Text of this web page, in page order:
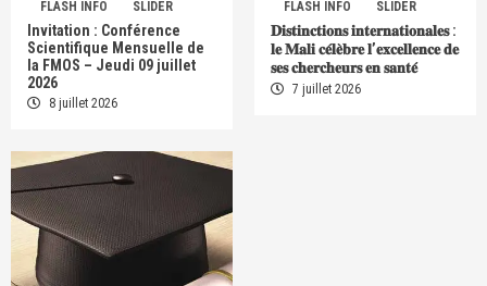
FLASH INFO SLIDER
Invitation : Conférence
Scientifique Mensuelle de
la FMOS – Jeudi 09 juillet
2026
8 juillet 2026
FLASH INFO SLIDER
𝐃𝐢𝐬𝐭𝐢𝐧𝐜𝐭𝐢𝐨𝐧𝐬 𝐢𝐧𝐭𝐞𝐫𝐧𝐚𝐭𝐢𝐨𝐧𝐚𝐥𝐞𝐬 :
𝐥𝐞 𝐌𝐚𝐥𝐢 𝐜𝐞́𝐥𝐞̀𝐛𝐫𝐞 𝐥’𝐞𝐱𝐜𝐞𝐥𝐥𝐞𝐧𝐜𝐞 𝐝𝐞
𝐬𝐞𝐬 𝐜𝐡𝐞𝐫𝐜𝐡𝐞𝐮𝐫𝐬 𝐞𝐧 𝐬𝐚𝐧𝐭𝐞́
7 juillet 2026